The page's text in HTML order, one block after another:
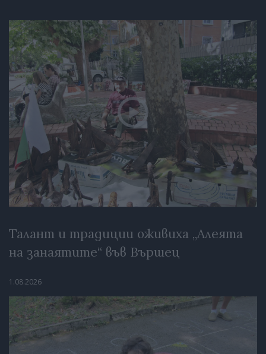
Талант и традиции оживиха „Алеята
на занаятите“ във Вършец
1.08.2026